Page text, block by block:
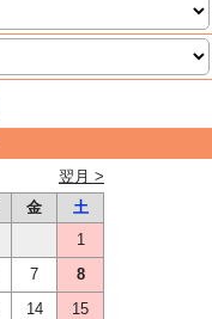
翌月 >
金
土
1
7
8
14
15